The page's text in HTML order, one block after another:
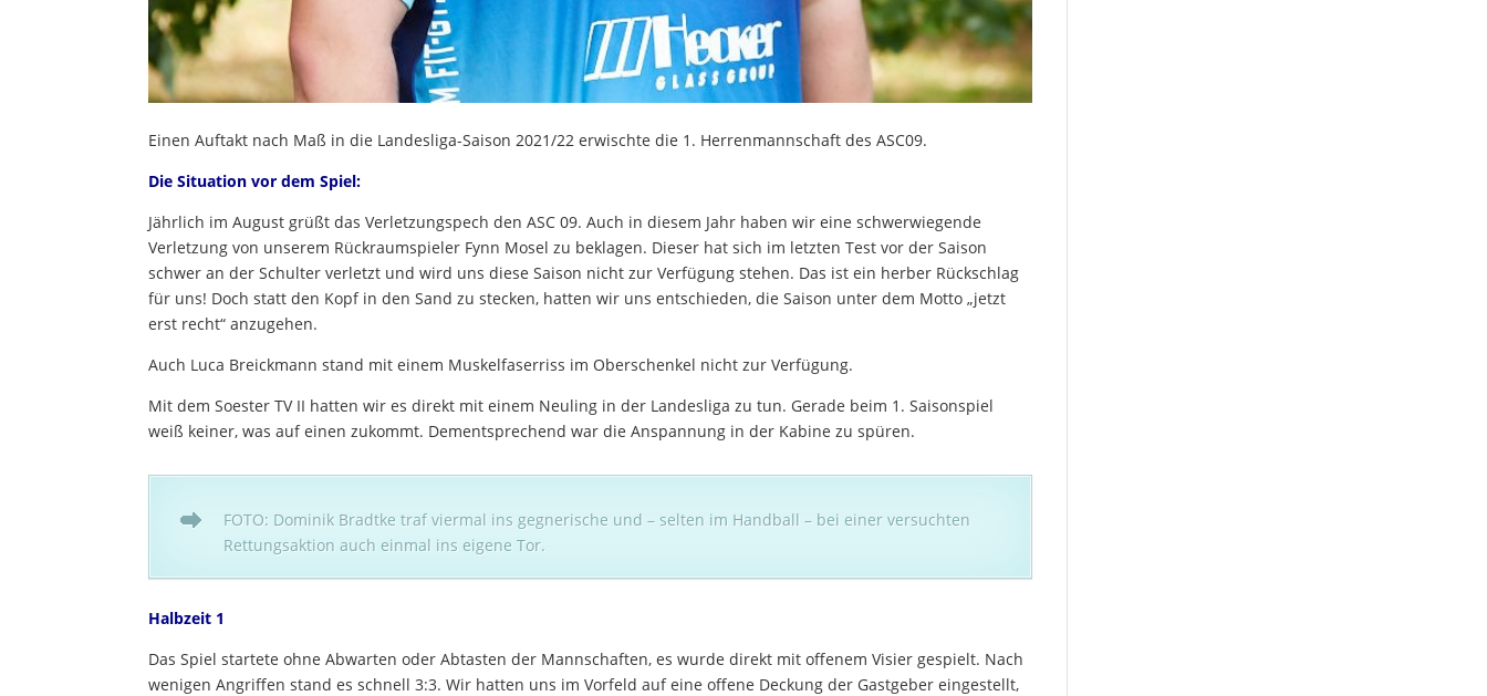
Einen Auftakt nach Maß in die Landesliga-Saison 2021/22 erwischte die 1. Herrenmannschaft des ASC09.
Die Situation vor dem Spiel:
Jährlich im August grüßt das Verletzungspech den ASC 09. Auch in diesem Jahr haben wir eine schwerwiegende
Verletzung von unserem Rückraumspieler Fynn Mosel zu beklagen. Dieser hat sich im letzten Test vor der Saison
schwer an der Schulter verletzt und wird uns diese Saison nicht zur Verfügung stehen. Das ist ein herber Rückschlag
für uns! Doch statt den Kopf in den Sand zu stecken, hatten wir uns entschieden, die Saison unter dem Motto „jetzt
erst recht“ anzugehen.
Auch Luca Breickmann stand mit einem Muskelfaserriss im Oberschenkel nicht zur Verfügung.
Mit dem Soester TV II hatten wir es direkt mit einem Neuling in der Landesliga zu tun. Gerade beim 1. Saisonspiel
weiß keiner, was auf einen zukommt. Dementsprechend war die Anspannung in der Kabine zu spüren.
FOTO: Dominik Bradtke traf viermal ins gegnerische und – selten im Handball – bei einer versuchten
Rettungsaktion auch einmal ins eigene Tor.
Halbzeit 1
Das Spiel startete ohne Abwarten oder Abtasten der Mannschaften, es wurde direkt mit offenem Visier gespielt. Nach
wenigen Angriffen stand es schnell 3:3. Wir hatten uns im Vorfeld auf eine offene Deckung der Gastgeber eingestellt,